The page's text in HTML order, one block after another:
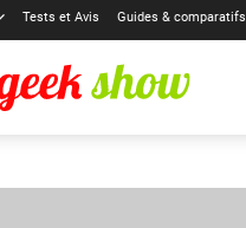
Tests et Avis Guides & comparatifs